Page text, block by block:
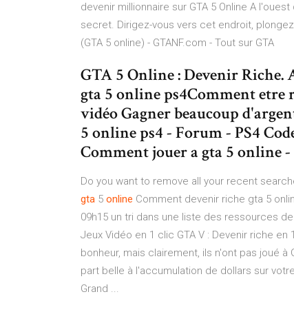
devenir millionnaire sur GTA 5 Online A
secret. Dirigez-vous vers cet endroit,
(GTA 5 online) - GTANF.com - Tout sur GTA
GTA 5 Online : Devenir
gta 5 online ps4Comment etre
vidéo Gagner beaucoup
5 online ps4 - Forum - PS4
Comment jouer a gta 5 online
Do you want to remove all your recent
gta 5 online Comment devenir riche gta 5
09h15 un tri dans une liste des ressources
Jeux Vidéo en 1 clic GTA V : Devenir riche
bonheur, mais clairement, ils n'ont pas joué à
part belle à l'accumulation de dollars sur
Grand ...